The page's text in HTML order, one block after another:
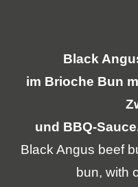
Black
im Brioche Bun
und BBQ-
B lack Angus beef
bun, with